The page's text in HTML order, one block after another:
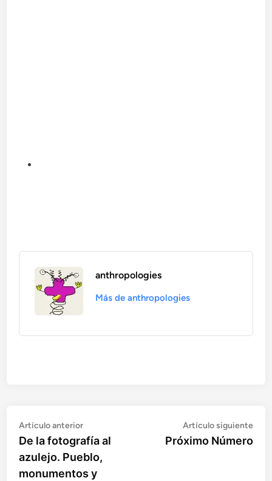
anthropologies
Más de anthropologies
Navegación
de
entradas
Artículo anteriorArtículo
anterior:
De la fotografía al
azulejo. Pueblo,
monumentos y
Artículo siguiente
Próximo Número